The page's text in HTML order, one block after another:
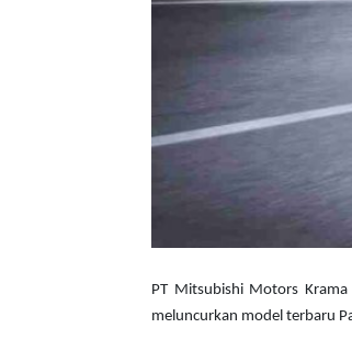
PT Mitsubishi Motors
meluncurkan model terbaru